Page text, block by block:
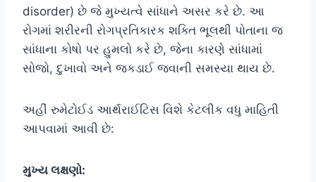
disorder) છે જે મુખ્યત્વે સાંધાને અસર કરે છે. આ
રોગમાં શરીરની રોગપ્રતિકારક શક્તિ ભૂલથી પોતાના જ
સાંધાના કોષો પર હુમલો કરે છે, જેના કારણે સાંધામાં
સોજો, દુખાવો અને જકડાઈ જવાની સમસ્યા થાય છે.
અહીં રુમેટોઈડ આર્થરાઈટિસ વિશે કેટલીક વધુ માહિતી
આપવામાં આવી છે:
મુખ્ય લક્ષણો: